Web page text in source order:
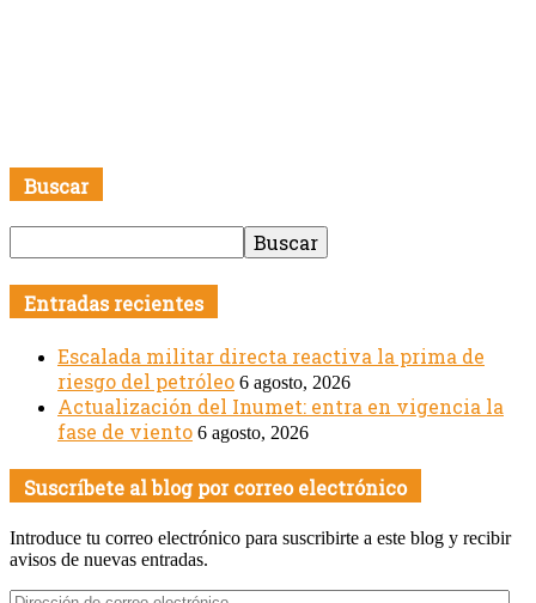
Buscar
Entradas recientes
Escalada militar directa reactiva la prima de
riesgo del petróleo 6 agosto, 2026
Actualización del Inumet: entra en vigencia la
fase de viento 6 agosto, 2026
Suscríbete al blog por correo electrónico
Introduce tu correo electrónico para suscribirte a este blog y recibir
avisos de nuevas entradas.